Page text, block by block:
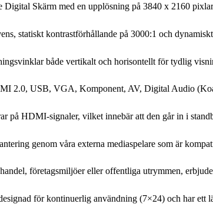
Digital Skärm med en upplösning på 3840 x 2160
statiskt kontrastförhållande på 3000:1 och
både vertikalt och horisontellt för tydlig
2.0, USB, VGA, Komponent, AV, Digital Audio
på HDMI-signaler, vilket innebär att den går in i
genom våra externa mediaspelare som är
företagsmiljöer eller offentliga utrymmen,
för kontinuerlig användning (7×24) och har ett